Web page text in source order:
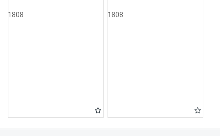
1808 1808